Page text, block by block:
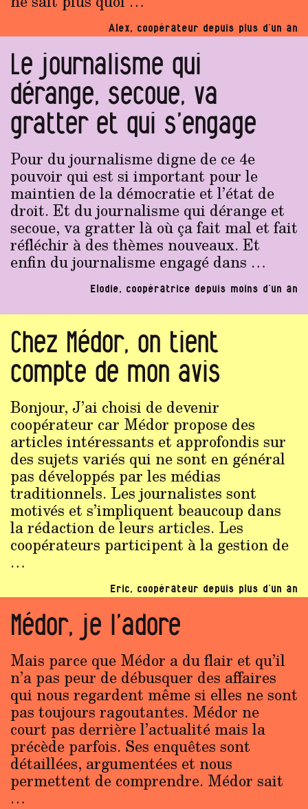
Alex, coopérateur depuis plus d’un an
Le journalisme qui
dérange, secoue, va
gratter et qui s’engage
Pour du journalisme digne de ce 4e
pouvoir qui est si important pour le
maintien de la démocratie et l’état de
droit. Et du journalisme qui dérange et
secoue, va gratter là où ça fait mal et fait
réfléchir à des thèmes nouveaux. Et
enfin du journalisme engagé dans …
Elodie, coopératrice depuis moins d’un an
Chez Médor, on tient
compte de mon avis
Bonjour, J’ai choisi de devenir
coopérateur car Médor propose des
articles intéressants et approfondis sur
des sujets variés qui ne sont en général
pas développés par les médias
traditionnels. Les journalistes sont
motivés et s’impliquent beaucoup dans
la rédaction de leurs articles. Les
coopérateurs participent à la gestion de
…
Eric, coopérateur depuis plus d’un an
Médor, je l’adore
Mais parce que Médor a du flair et qu’il
n’a pas peur de débusquer des affaires
qui nous regardent même si elles ne sont
pas toujours ragoutantes. Médor ne
court pas derrière l’actualité mais la
précède parfois. Ses enquêtes sont
détaillées, argumentées et nous
permettent de comprendre. Médor sait
…